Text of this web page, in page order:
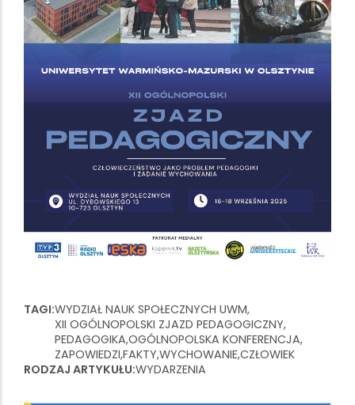
TAGI WYDZIAŁ NAUK SPOŁECZNYCH UWM
XII OGÓLNOPOLSKI ZJAZD PEDAGOGICZNY
PEDAGOGIKA OGÓLNOPOLSKA KONFERENCJA
ZAPOWIEDZI FAKTY WYCHOWANIECZŁOWIEK
RODZAJ ARTYKUŁU WYDARZENIA